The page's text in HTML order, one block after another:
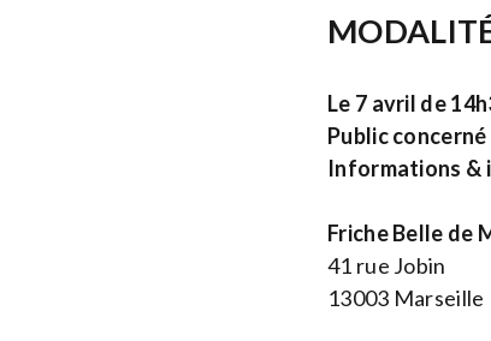
Le 7 avril de
Public concerné
Informations &
Friche Belle de
41 rue Jobin
13003 Marseille